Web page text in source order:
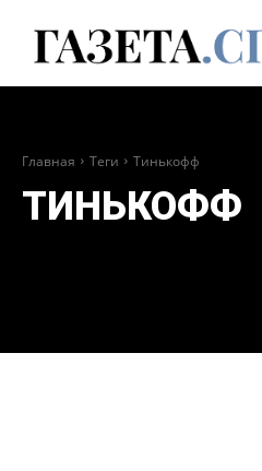
Главная Теги Тинькофф
ТИНЬКОФФ